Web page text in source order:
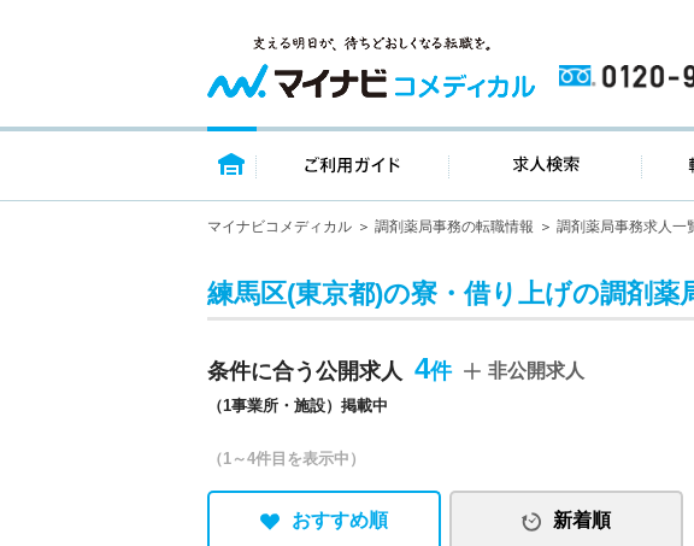
トップページ ご利用ガイド 求人検
マイナビコメディカル 調剤薬局事務の転職情報 調剤薬局事務求人一
練馬区(東京都)の寮・借り上げの調剤薬
条件に合う公開求人 4
（1事業所・施設）掲載中
非公開求人
（1～4件目を表示中）
おすすめ順 新着順